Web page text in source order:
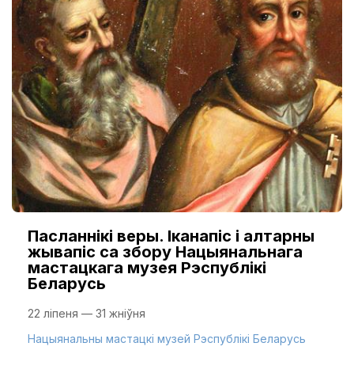
Пасланнікі веры. Іканапіс і алтарны
жывапіс са збору Нацыянальнага
мастацкага музея Рэспублікі
Беларусь
22 ліпеня — 31 жніўня
Нацыянальны мастацкі музей Рэспублікі Беларусь